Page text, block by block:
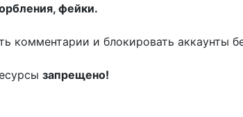
фейки.
комментарии и блокировать аккаунты
запрещено!